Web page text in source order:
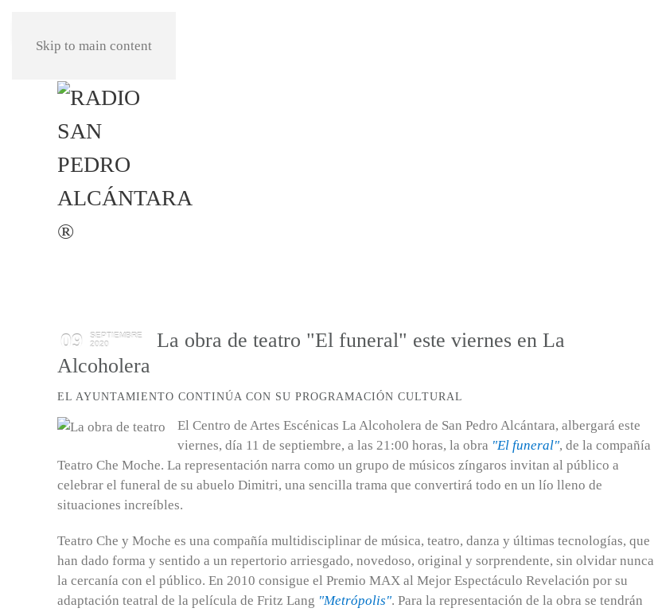
Skip to main content
09
SEPTIEMBRE
2020
La obra de teatro "El funeral" este viernes en La
Alcoholera
EL AYUNTAMIENTO CONTINÚA CON SU PROGRAMACIÓN CULTURAL
El Centro de Artes Escénicas La Alcoholera de San Pedro Alcántara, albergará este
viernes, día 11 de septiembre, a las 21:00 horas, la obra "El funeral", de la compañía
Teatro Che Moche. La representación narra como un grupo de músicos zíngaros invitan al público a
celebrar el funeral de su abuelo Dimitri, una sencilla trama que convertirá todo en un lío lleno de
situaciones increíbles.
Teatro Che y Moche es una compañía multidisciplinar de música, teatro, danza y últimas tecnologías, que
han dado forma y sentido a un repertorio arriesgado, novedoso, original y sorprendente, sin olvidar nunca
la cercanía con el público. En 2010 consigue el Premio MAX al Mejor Espectáculo Revelación por su
adaptación teatral de la película de Fritz Lang "Metrópolis". Para la representación de la obra se tendrán